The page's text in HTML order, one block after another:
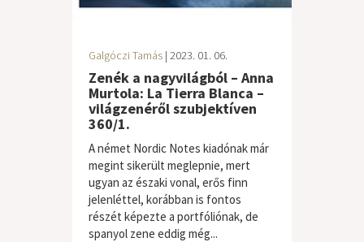
Galgóczi Tamás | 2023. 01. 06.
Zenék a nagyvilágból – Anna
Murtola: La Tierra Blanca –
világzenéről szubjektíven
360/1.
A német Nordic Notes kiadónak már
megint sikerült meglepnie, mert
ugyan az északi vonal, erős finn
jelenléttel, korábban is fontos
részét képezte a portfóliónak, de
spanyol zene eddig még...